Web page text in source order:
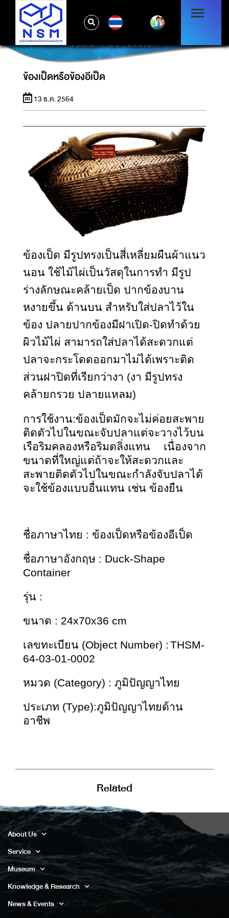
ข้องเป็ดหรือข้องอีเป็ด
ข้องเป็ดหรือข้องอีเป็ด
13 ธ.ค. 2564
ข้องเป็ด มีรูปทรงเป็นสี่เหลี่ยมผืนผ้าแนว
นอน ใช้ไม้ไผ่เป็นวัสดุในการทำ มีรูป
ร่างลักษณะคล้ายเป็ด ปากข้องบาน
หงายขึ้น ด้านบน สำหรับใส่ปลาไว้ใน
ข้อง ปลายปากข้องมีฝาเปิด-ปิดทำด้วย
ผิวไม้ไผ่ สามารถใส่ปลาได้สะดวกแต่
ปลาจะกระโดดออกมาไม่ได้เพราะติด
ส่วนฝาปิดที่เรียกว่างา (งา มีรูปทรง
คล้ายกรวย ปลายแหลม)
การใช้งาน:ข้องเป็ดมักจะไม่ค่อยสะพาย
ติดตัวไปในขณะจับปลาแต่จะวางไว้บน
เรือริมคลองหรือริมตลิ่งแทน เนื่องจาก
ขนาดที่ใหญ่แต่ถ้าจะให้สะดวกและ
สะพายติดตัวไปในขณะกำลังจับปลาได้
จะใช้ข้องแบบอื่นแทน เช่น ข้องยืน
ชื่อภาษาไทย : ข้องเป็ดหรือข้องอีเป็ด
ชื่อภาษาอังกฤษ : Duck-Shape
Container
รุ่น :
ขนาด : 24x70x36 cm
เลขทะเบียน (Object Number) : THSM-
64-03-01-0002
หมวด (Category) : ภูมิปัญญาไทย
ประเภท (Type):ภูมิปัญญาไทยด้าน
อาชีพ
Related
About Us
Service
Museum
Knowledge & Research
News & Events